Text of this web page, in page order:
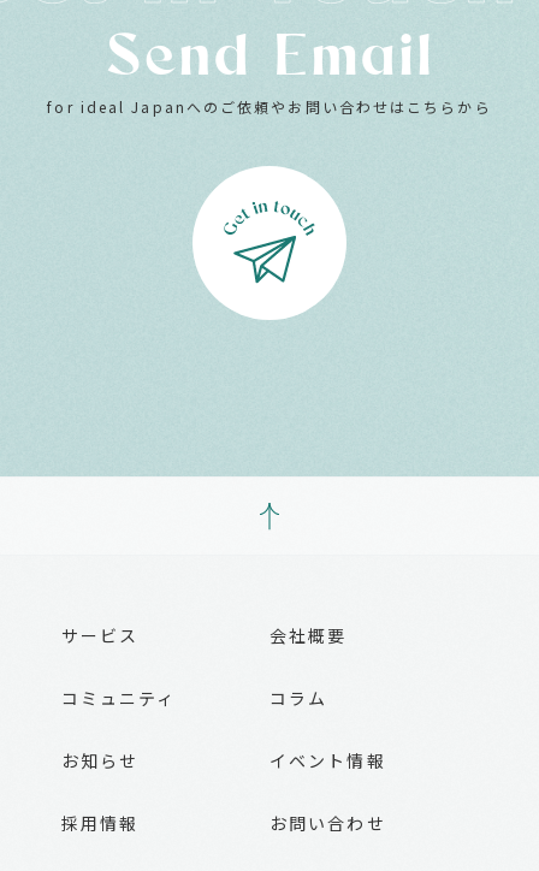
Send Email
for ideal Japanへのご依頼やお問い合わせはこちらから
サービス 会社概要
コミュニティ コラム
お知らせ イベント情報
採用情報 お問い合わせ